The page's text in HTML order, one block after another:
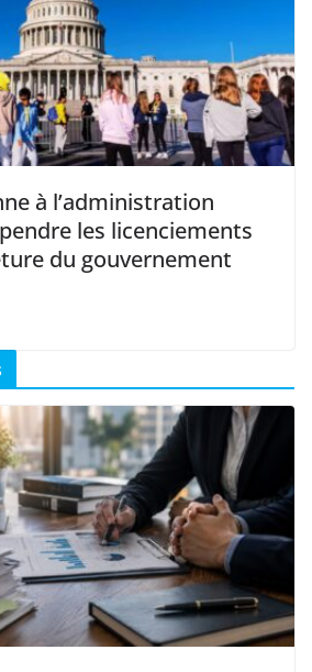
à l’administration
les licenciements
du gouvernement